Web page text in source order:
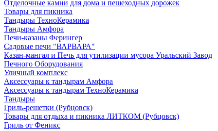
Отделочные камни для дома и пешеходных дорожек
Товары для пикника
Тандыры ТехноКерамика
Тандыры Амфора
Печи-казаны Ферингер
Садовые печи "ВАРВАРА"
Казан-мангал и Печь для утилизации мусора Уральский Завод
Печного Оборудования
Уличный комплекс
Аксессуары к тандырам Амфора
Аксессуары к тандырам ТехноКерамика
Тандыры
Гриль-решетки (Рубцовск)
Товары для отдыха и пикника ЛИТКОМ (Рубцовск)
Гриль от Феникс